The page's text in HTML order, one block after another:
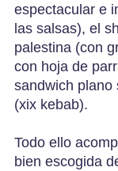
espectacular e
las salsas), el
palestina (con
con hoja de
sandwich plano
(xix kebab).
Todo ello
bien escogida